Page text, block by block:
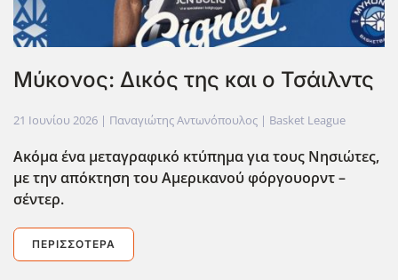
Μύκονος: Δικός της και ο Τσάιλντς
21 Ιουνίου 2026 | Παναγιώτης Αντωνόπουλος | Basket League
Ακόμα ένα μεταγραφικό κτύπημα για τους Νησιώτες,
με την απόκτηση του Αμερικανού φόργουορντ –
σέντερ.
ΠΕΡΙΣΣΌΤΕΡΑ